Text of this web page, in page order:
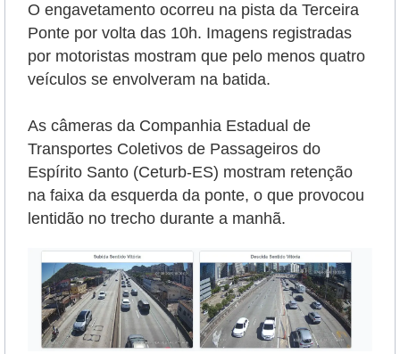
O engavetamento ocorreu na pista da Terceira
Ponte por volta das 10h. Imagens registradas
por motoristas mostram que pelo menos quatro
veículos se envolveram na batida.
As câmeras da Companhia Estadual de
Transportes Coletivos de Passageiros do
Espírito Santo (Ceturb-ES) mostram retenção
na faixa da esquerda da ponte, o que provocou
lentidão no trecho durante a manhã.